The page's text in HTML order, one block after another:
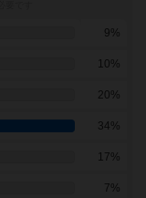
9%
10%
20%
34%
17%
7%